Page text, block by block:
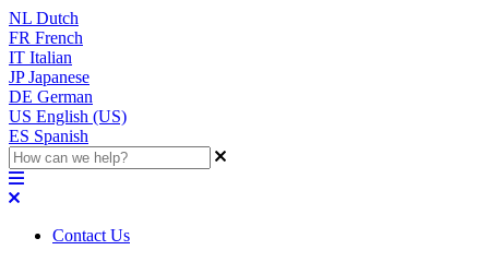
NL Dutch
FR French
IT Italian
JP Japanese
DE German
US English (US)
ES Spanish
Contact Us